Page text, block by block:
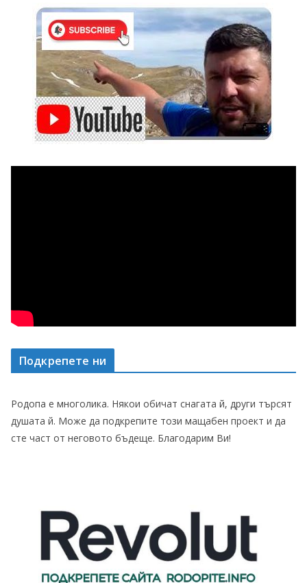
Подкрепете ни
Родопа е многолика. Някои обичат снагата й, други търсят
душата й. Може да подкрепите този мащабен проект и да
сте част от неговото бъдеще. Благодарим Ви!